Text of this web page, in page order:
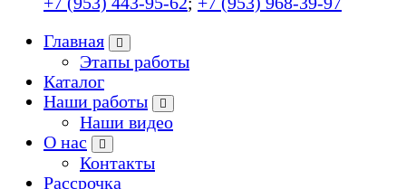
Главная
Этапы работы
Каталог
Наши работы
Наши видео
О нас
Контакты
Рассрочка